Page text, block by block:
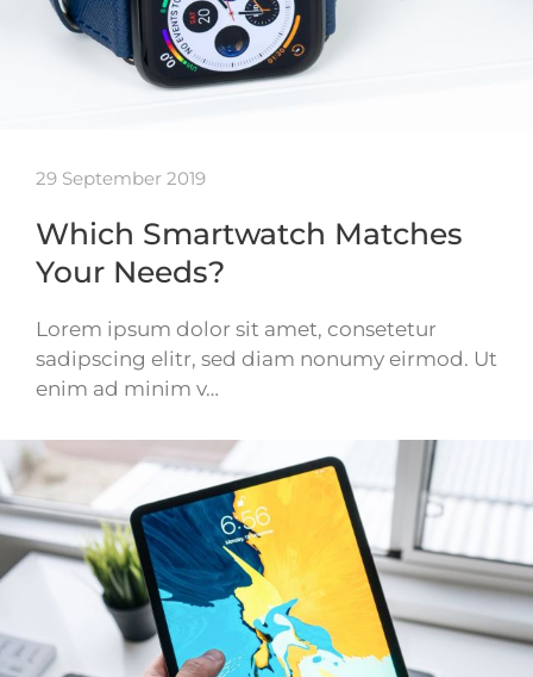
29 September 2019
Which Smartwatch Matches
Your Needs?
Lorem ipsum dolor sit amet, consetetur
sadipscing elitr, sed diam nonumy eirmod. Ut
enim ad minim v…